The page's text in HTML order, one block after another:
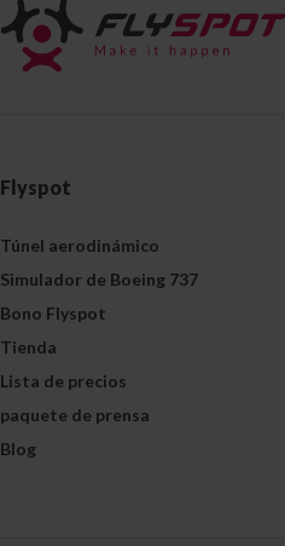
Flyspot
Túnel aerodinámico
Simulador de Boeing 737
Bono Flyspot
Tienda
Lista de precios
paquete de prensa
Blog